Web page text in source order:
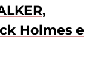
Holmes e